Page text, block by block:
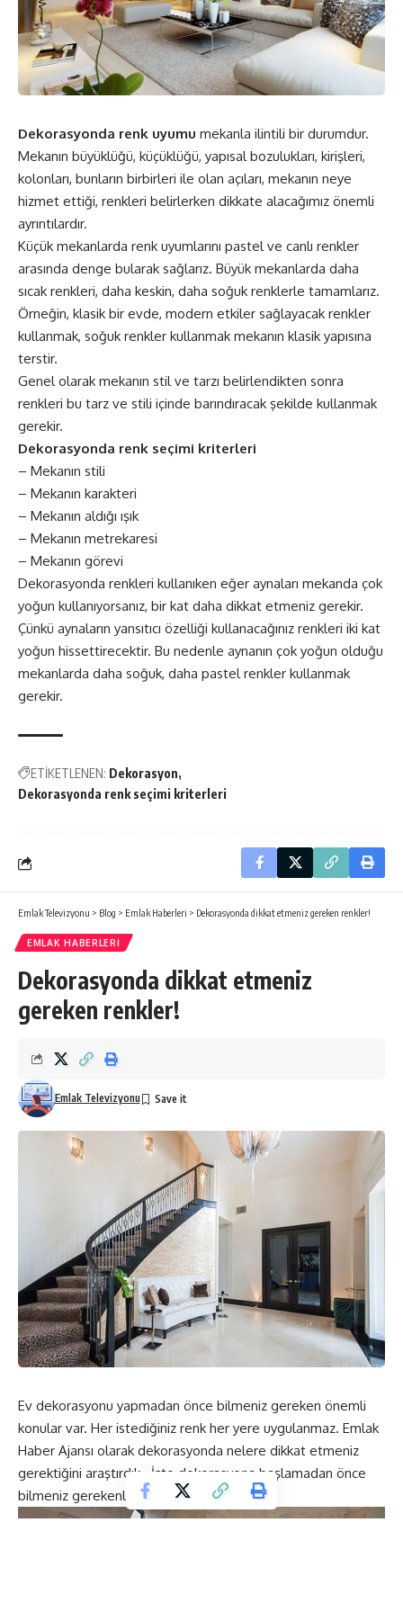
Dekorasyonda renk uyumu mekanla ilintili bir durumdur.
Mekanın büyüklüğü, küçüklüğü, yapısal bozulukları, kirişleri,
kolonları, bunların birbirleri ile olan açıları, mekanın neye
hizmet ettiği, renkleri belirlerken dikkate alacağımız önemli
ayrıntılardır.
Küçük mekanlarda renk uyumlarını pastel ve canlı renkler
arasında denge bularak sağlarız. Büyük mekanlarda daha
sıcak renkleri, daha keskin, daha soğuk renklerle tamamlarız.
Örneğin, klasik bir evde, modern etkiler sağlayacak renkler
kullanmak, soğuk renkler kullanmak mekanın klasik yapısına
terstir.
Genel olarak mekanın stil ve tarzı belirlendikten sonra
renkleri bu tarz ve stili içinde barındıracak şekilde kullanmak
gerekir.
Dekorasyonda renk seçimi kriterleri
– Mekanın stili
– Mekanın karakteri
– Mekanın aldığı ışık
– Mekanın metrekaresi
– Mekanın görevi
Dekorasyonda renkleri kullanıken eğer aynaları mekanda çok
yoğun kullanıyorsanız, bir kat daha dikkat etmeniz gerekir.
Çünkü aynaların yansıtıcı özelliği kullanacağınız renkleri iki kat
yoğun hissettirecektir. Bu nedenle aynanın çok yoğun olduğu
mekanlarda daha soğuk, daha pastel renkler kullanmak
gerekir.
ETİKETLENEN: Dekorasyon
Dekorasyonda renk seçimi kriterleri
Emlak Televizyonu > Blog > Emlak Haberleri > Dekorasyonda dikkat etmeniz gereken renkler!
EMLAK HABERLERI
Dekorasyonda dikkat etmeniz
gereken renkler!
Emlak Televizyonu
Ev dekorasyonu yapmadan önce bilmeniz gereken önemli
konular var. Her istediğiniz renk her yere uygulanmaz. Emlak
Haber Ajansı olarak dekorasyonda nelere dikkat etmeniz
gerektiğini araştırdık. İşte dekorasyona başlamadan önce
bilmeniz gerekenler.